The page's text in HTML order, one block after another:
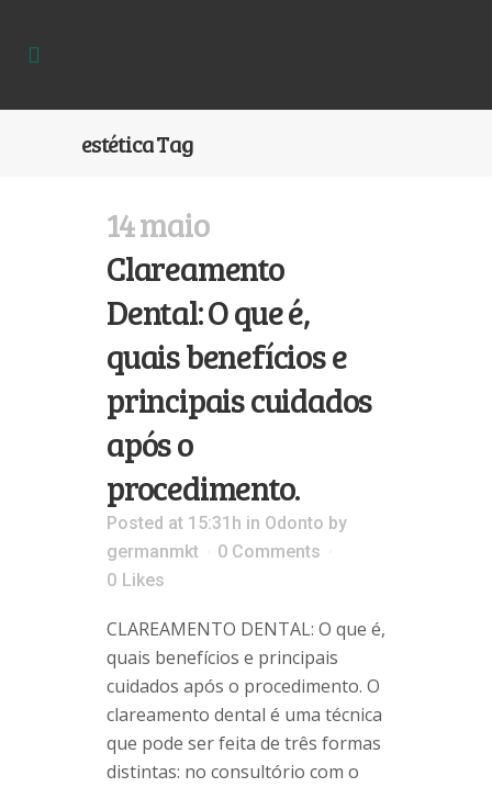
estética Tag
14 maio
Clareamento
Dental: O que é,
quais benefícios e
principais cuidados
após o
procedimento.
Posted at 15:31h in Odonto by
germanmkt
0 Comments
0 Likes
CLAREAMENTO DENTAL: O que é,
quais benefícios e principais
cuidados após o procedimento. O
clareamento dental é uma técnica
que pode ser feita de três formas
distintas: no consultório com o